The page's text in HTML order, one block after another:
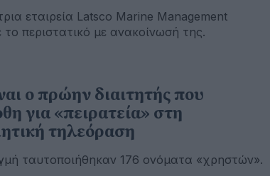
εταιρεία Latsco Marine Management
το περιστατικό με ανακοίνωσή της.
ο πρώην διαιτητής που
για «πειρατεία» στη
τηλεόραση
ταυτοποιήθηκαν 176 ονόματα «χρηστών».